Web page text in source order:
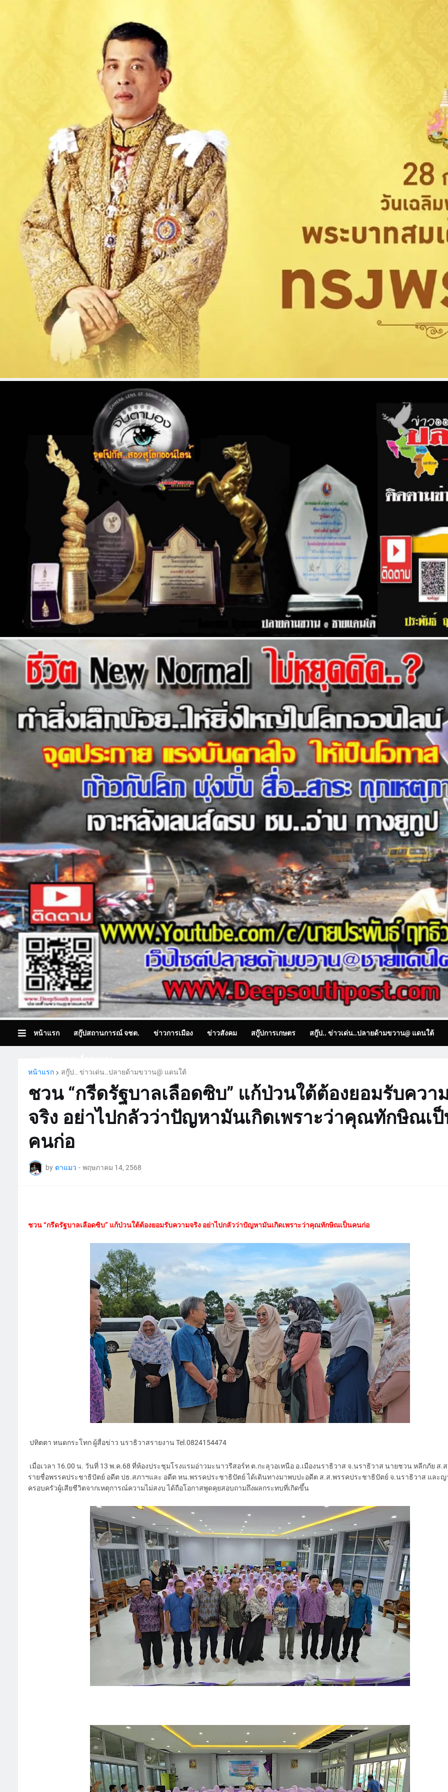
หน้าแรก สกู๊ปสถานการณ์ จชต. ข่าวการเมือง ข่าวสังคม สกู๊ปการเกษตร สกู๊ป.. ข่าวเด่น..ปลายด้ามขวาน@ แดนใต้
หน้าแรก
สกู๊ป.. ข่าวเด่น..ปลายด้ามขวาน@ แดนใต้
ชวน “กรีดรัฐบาลเลือดซิบ” แก้ป่วนใต้ต้องยอมรับควา
จริง อย่าไปกลัวว่าปัญหามันเกิดเพราะว่าคุณทักษิณเ
คนก่อ
by ตาแมว - พฤษภาคม 14, 2568
ชวน “กรีดรัฐบาลเลือดซิบ” แก้ป่วนใต้ต้องยอมรับความจริง อย่าไปกลัวว่าปัญหามันเกิดเพราะว่าคุณทักษิณเป็นคนก่อ
ปทิตตา หนดกระโทก ผู้สื่อข่าว นราธิวาสรายงาน Tel.0824154474
เมื่อเวลา 16.00 น. วันที่ 13 พ.ค.68 ที่ห้องประชุมโรงแรมอ่าวมะนาวรีสอร์ท ต.กะลุวอเหนือ อ.เมืองนราธิวาส จ.นราธิวาส นายชวน หลีกภัย ส.
รายชื่อพรรคประชาธิปัตย์ อดีต ปธ.สภาฯและ อดีต หน.พรรคประชาธิปัตย์ ได้เดินทางมาพบปะอดีต ส.ส.พรรคประชาธิปัตย์ จ.นราธิวาส และญ
ครอบครัวผู้เสียชีวิตจากเหตุการณ์ความไม่สงบ ได้ถือโอกาสพูดคุยสอบถามถึงผลกระทบที่เกิดขึ้น